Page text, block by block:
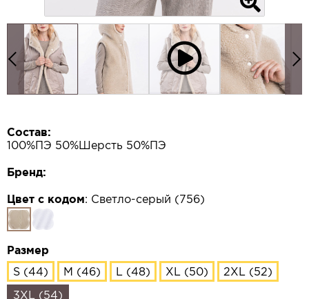
Состав:
100%ПЭ 50%Шерсть 50%ПЭ
Бренд:
Цвет с кодом: Светло-серый (756)
Размер
S (44)
M (46) L (48) XL (50)
2XL (52)
3XL (54)